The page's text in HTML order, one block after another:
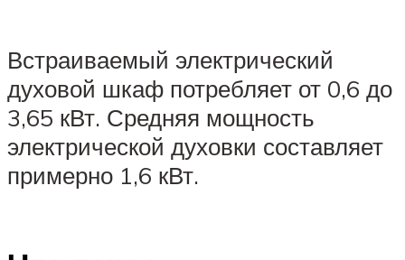
Встраиваемый электрический
духовой шкаф потребляет от 0,6 до
3,65 кВт. Средняя мощность
электрической духовки составляет
примерно 1,6 кВт.